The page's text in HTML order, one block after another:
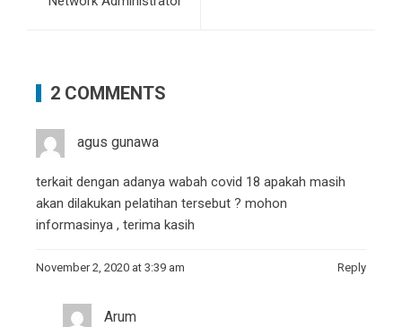
2 COMMENTS
agus gunawa
terkait dengan adanya wabah covid 18 apakah masih
akan dilakukan pelatihan tersebut ? mohon
informasinya , terima kasih
November 2, 2020 at 3:39 am Reply
Arum